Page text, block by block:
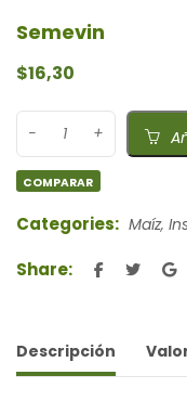
Semevin
$16,30
COMPARAR
Categories: Maíz,
Share:
Descripción